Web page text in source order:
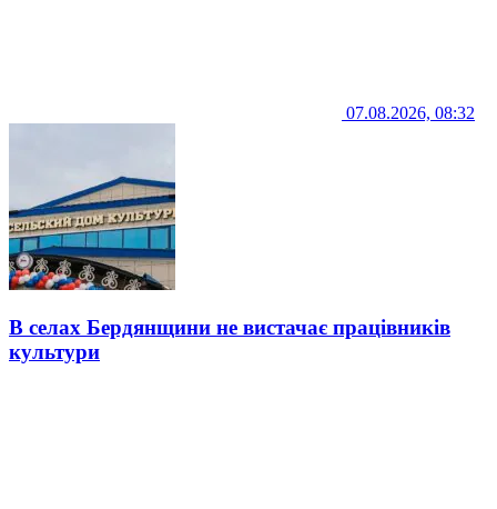
07.08.2026, 08:32
В селах Бердянщини не вистачає працівників
культури